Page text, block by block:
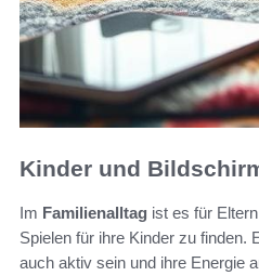
Kinder und
Im Familienalltag ist es für
Spielen für ihre Kinder zu finden.
auch aktiv sein und ihre Energie